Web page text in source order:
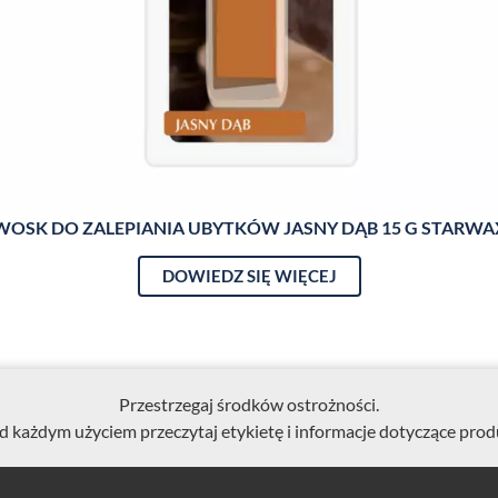
DO ZALEPIANIA UBYTKÓW JASNY DĄB 15 G
DOWIEDZ SIĘ WIĘCEJ
Przestrzegaj środków ostrożności.
każdym użyciem przeczytaj etykietę i informacje dotyczące